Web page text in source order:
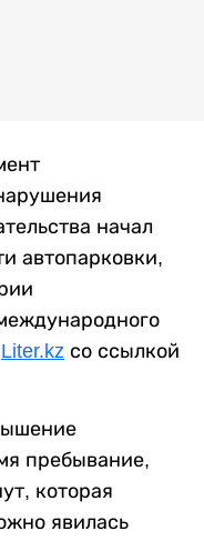
начал
автопарковки,
Liter.kz со ссылкой
пребывание,
которая
явилась